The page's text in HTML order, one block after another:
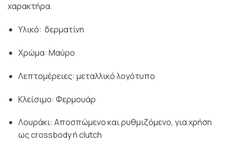
χαρακτήρα.
Υλικό: δερματίνη
Χρώμα: Μαύρο
Λεπτομέρειες: μεταλλικό λογότυπο
Κλείσιμο: Φερμουάρ
Λουράκι: Αποσπώμενο και ρυθμιζόμενο, για χρήση
ως crossbody ή clutch